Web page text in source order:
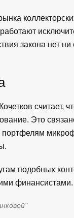
закона нет
считает,
Это
портфелям
подобных
финансистами.